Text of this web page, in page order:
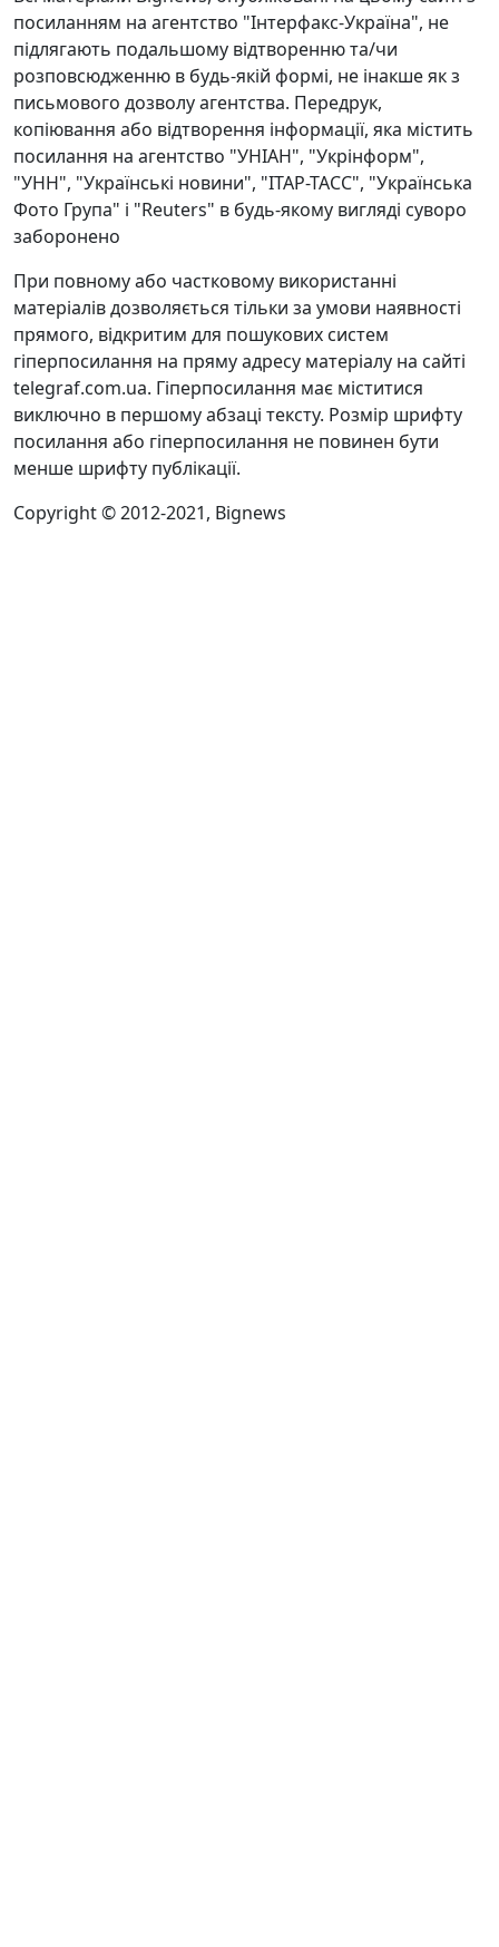
посиланням на агентство "Інтерфакс-Україна", не
підлягають подальшому відтворенню та/чи
розповсюдженню в будь-якій формі, не інакше як з
письмового дозволу агентства. Передрук,
копіювання або відтворення інформації, яка містить
посилання на агентство "УНІАН", "Укрінформ",
"УНН", "Українські новини", "ІТАР-ТАСС", "Українська
Фото Група" і "Reuters" в будь-якому вигляді суворо
заборонено
При повному або частковому використанні
матеріалів дозволяється тільки за умови наявності
прямого, відкритим для пошукових систем
гіперпосилання на пряму адресу матеріалу на сайті
telegraf.com.ua. Гіперпосилання має міститися
виключно в першому абзаці тексту. Розмір шрифту
посилання або гіперпосилання не повинен бути
менше шрифту публікації.
Copyright © 2012-2021, Bignews